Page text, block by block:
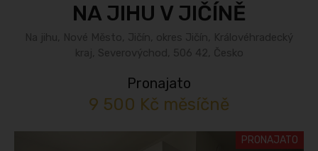
NA JIHU V JIČÍNĚ
Pronajato
9 500 Kč měsíčně
PRONAJATO